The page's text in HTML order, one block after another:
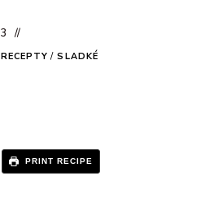
/ SLADKÉ
PRINT RECIPE